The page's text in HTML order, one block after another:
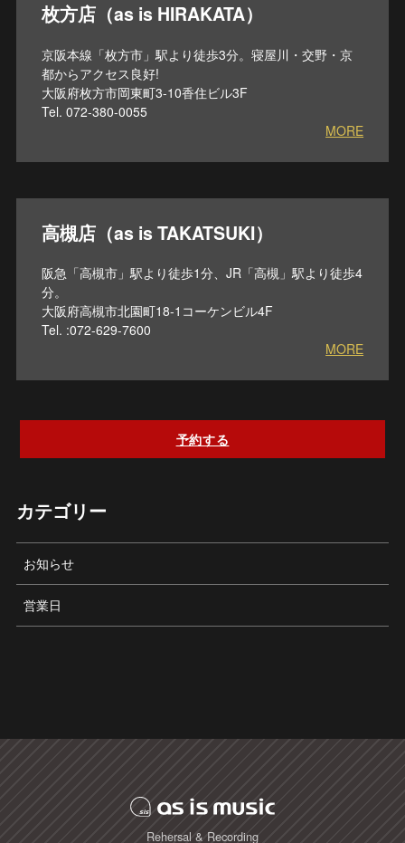
枚方店（as is HIRAKATA）
京阪本線「枚方市」駅より徒歩3分。寝屋川・交野・京
都からアクセス良好!
大阪府枚方市岡東町3-10香住ビル3F
Tel. 072-380-0055
MORE
高槻店（as is TAKATSUKI）
阪急「高槻市」駅より徒歩1分、JR「高槻」駅より徒歩4
分。
大阪府高槻市北園町18-1コーケンビル4F
Tel. :072-629-7600
MORE
予約する
カテゴリー
お知らせ
営業日
Rehersal & Recording